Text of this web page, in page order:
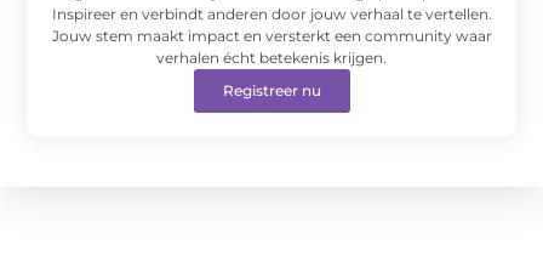
Inspireer en verbindt anderen door jouw verhaal te vertellen.
Jouw stem maakt impact en versterkt een community waar
verhalen écht betekenis krijgen.
Registreer nu